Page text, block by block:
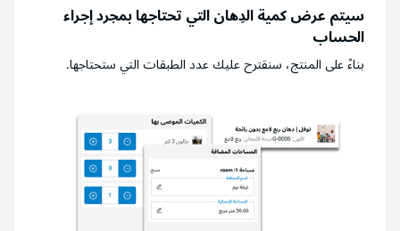
سيتم عرض كمية الدِهان التي تحتاجها بمجرد إجراء
الحساب
بناءً على المنتج، سنقترح عليك عدد الطبقات التي ستحتاجها.